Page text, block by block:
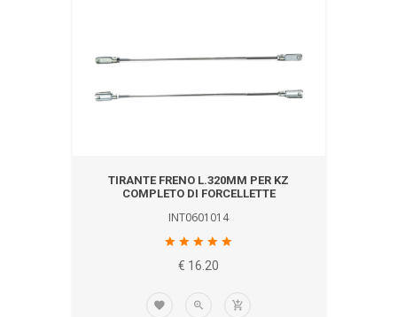
TIRANTE FRENO L.320MM PER KZ
COMPLETO DI FORCELLETTE
INT0601014
€ 16.20